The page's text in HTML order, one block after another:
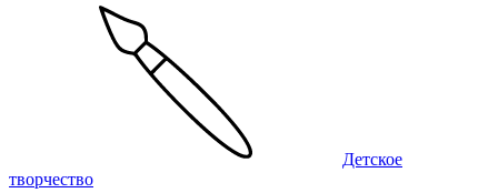
Детское
творчество